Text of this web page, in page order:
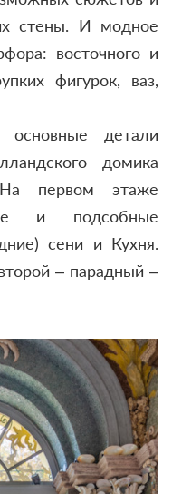
стены. И модное
восточного и
фигурок, ваз,
основные детали
домика
На первом этаже
и подсобные
сени и Кухня.
– парадный –